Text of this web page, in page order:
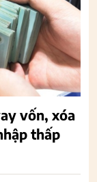
vốn, xóa
thấp